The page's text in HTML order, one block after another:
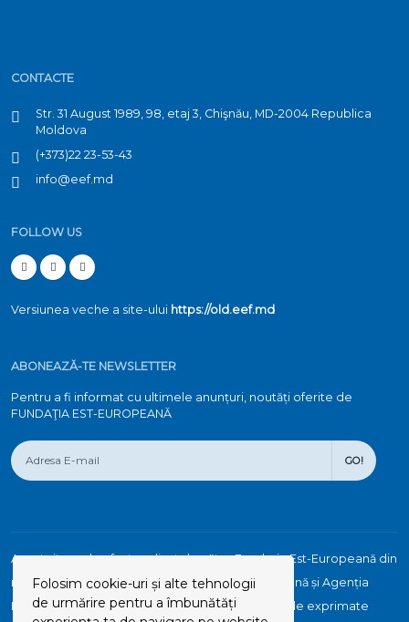
Folosim cookie-uri și alte tehnologii
de urmărire pentru a îmbunătăți
CONTACTE
Str. 31 August 1989, 98, etaj 3, Chişnău, MD-2004 Republica
Moldova
(+373)22 23-53-43
info@eef.md
FOLLOW US
Versiunea veche a site-ului https://old.eef.md
ABONEAZĂ-TE NEWSLETTER
Pentru a fi informat cu ultimele anunțuri, noutăți oferite de
FUNDAŢIA EST-EUROPEANĂ
GO!
Acest site web a fost realizat de către Fundaţia Est-Europeană din
resursele acordate de Suedia, Uniunea Europeană și Agenția
Elvețiană pentru Dezvoltare și Cooperare. Opiniile exprimate